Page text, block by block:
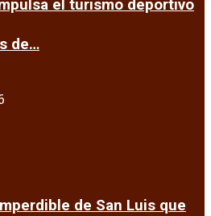
el turismo deportivo
de…
de San Luis que